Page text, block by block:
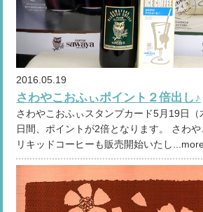
2016.05.19
さわやこおふぃポイント２倍出し♪
さわやこおふぃスタンプカード5月19日
日間、ポイントが2倍となります。 さわ
リキッドコーヒーも販売開始いたし